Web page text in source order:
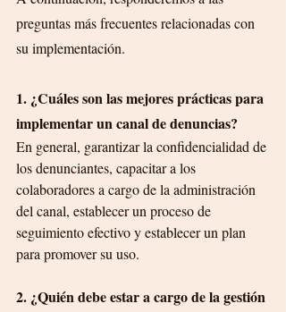
preguntas más frecuentes relacionadas con
su implementación.
1. ¿Cuáles son las mejores prácticas para
implementar un canal de denuncias?
En general, garantizar la confidencialidad de
los denunciantes, capacitar a los
colaboradores a cargo de la administración
del canal, establecer un proceso de
seguimiento efectivo y establecer un plan
para promover su uso.
2. ¿Quién debe estar a cargo de la gestión